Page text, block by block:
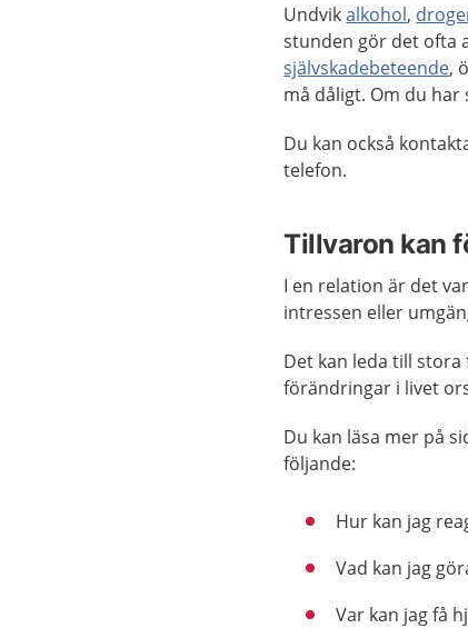
Undvikalkohol,
stunden gör det ofta
självskadebeteende,
må dåligt. Om du
Du kan också
telefon.
Tillvaron kan
I en relation är det
intressen eller
Det kan leda till
förändringar i livet
Du kan läsa mer på
följande:
Hur kan jag
Vad kan jag
Var kan jag få